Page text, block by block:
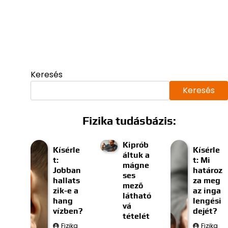
Keresés
Keresés
Fizika tudásbázis:
Kísérle
t:
Jobban
hallats
zik-e a
hang
vízben?
Fizika
Kiprób
áltuk a
mágne
ses
mező
látható
vá
tételét
Kísérle
t: Mi
határoz
za meg
az inga
lengési
dejét?
Fizika